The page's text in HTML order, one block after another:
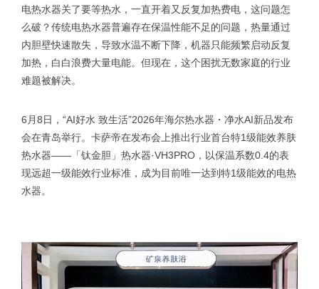
电热水器关了要等热水，一直开着又反复加热费电，这问题怎
么破？传统电热水器普遍存在保温性能不足的问题，热量通过
内胆壁快速散失，导致水温不断下降，机器只能频繁启动反复
加热，白白浪费大量电能。但现在，这个困扰无数家庭的行业
难题被解决。
6月8日，“AI好水 致生活”2026年海尔热水器・净水AI新品发布
会在青岛举行。卡萨帝在发布会上推出行业首台特1级能效养肤
热水器——「钛金胆」热水器·VH3PRO，以保温系数0.4的表
现远超一级能效行业标准，成为目前唯一达到特1级能效的电热
水器。